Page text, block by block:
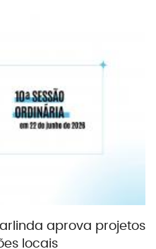
aprova projetos
locais